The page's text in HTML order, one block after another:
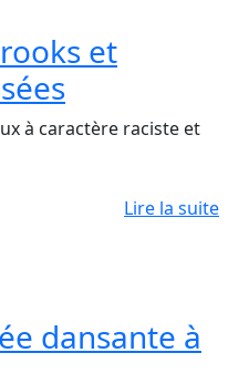
et
à caractère raciste et
Lire la suite
dansante à